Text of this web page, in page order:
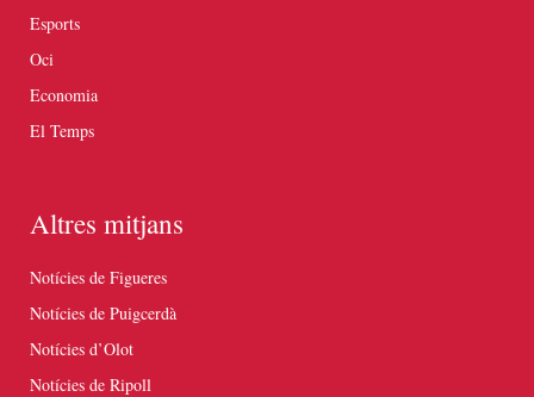
Esports
Oci
Economia
El Temps
Altres mitjans
Notícies de Figueres
Notícies de Puigcerdà
Notícies d’Olot
Notícies de Ripoll